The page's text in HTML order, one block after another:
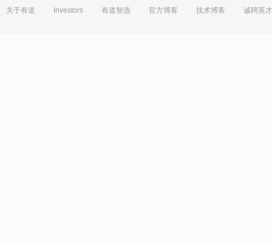
关于有道 Investors 有道智选 官方博客 技术博客 诚聘英才